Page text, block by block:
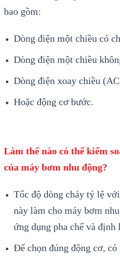
bao gồm:
Dòng điện một chiều có
Dòng điện một chiều
Dòng điện xoay chiều
Hoặc động cơ bước.
Làm thế nào có thể kiểm
của máy bơm nhu động?
Tốc độ dòng chảy tỷ lệ
này làm cho máy bơm
ứng dụng pha chế và định
Để chọn đúng động cơ,